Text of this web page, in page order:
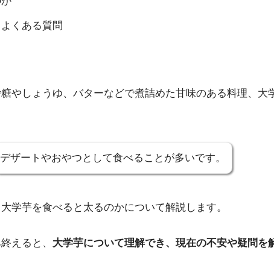
くある質問
やしょうゆ、バターなどで煮詰めた甘味のある料理、大
デザートやおやつとして食べることが多いです。
学芋を食べると太るのかについて解説します。
えると、 大学芋について理解でき、現在の不安や疑問を